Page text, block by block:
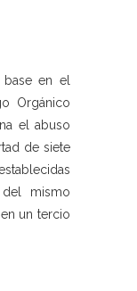
base en el
Orgánico
el abuso
de siete
mismo
un tercio